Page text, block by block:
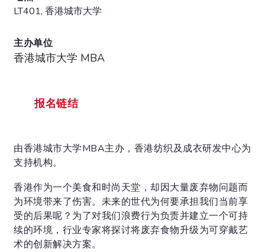
LT401, 香港城市大学
主办单位
香港城市大学 MBA
报名链结
由香港城市大学MBA主办，香港纺织及成衣研发中心为
支持机构。
香港作为一个美食和时尚天堂，却因大量废弃物问题而
为环境带来了伤害。未来的世代为何要承担我们当前享
受的后果呢？为了对我们浪费行为负责并建立一个可持
续的环境，行业专家将探讨将废弃食物升级为可穿戴艺
术的创新解决方案。